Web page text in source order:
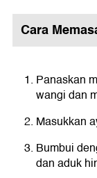
Cara
Panaskan
wangi dan
Masukkan
Bumbui
dan aduk